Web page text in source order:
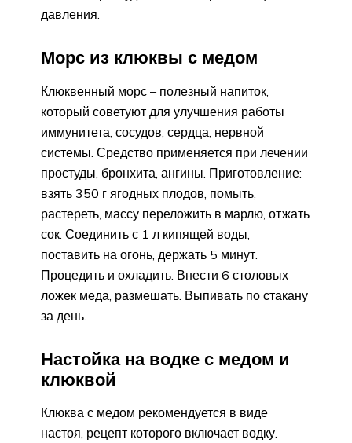
давления.
Морс из клюквы с медом
Клюквенный морс – полезный напиток,
который советуют для улучшения работы
иммунитета, сосудов, сердца, нервной
системы. Средство применяется при лечении
простуды, бронхита, ангины. Приготовление:
взять 350 г ягодных плодов, помыть,
растереть, массу переложить в марлю, отжать
сок. Соединить с 1 л кипящей воды,
поставить на огонь, держать 5 минут.
Процедить и охладить. Внести 6 столовых
ложек меда, размешать. Выпивать по стакану
за день.
Настойка на водке с медом и
клюквой
Клюква с медом рекомендуется в виде
настоя, рецепт которого включает водку.